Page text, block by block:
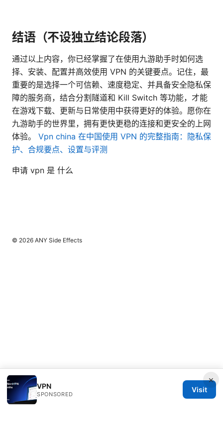
结语（不设独立结论段落）
通过以上内容，你已经掌握了在使用九游助手时如何选
择、安装、配置并高效使用 VPN 的关键要点。记住，最
重要的是选择一个可信赖、速度稳定、并具备安全隐私保
障的服务商，结合分割隧道和 Kill Switch 等功能，才能
在游戏下载、更新与日常使用中获得更好的体验。愿你在
九游助手的世界里，拥有更快更稳的连接和更安全的上网
体验。 Vpn china 在中国使用 VPN 的完整指南：隐私保
护、合规要点、设置与评测
申请 vpn 是 什么
×
VPN
SPONSORED
Visit
© 2026 ANY Side Effects